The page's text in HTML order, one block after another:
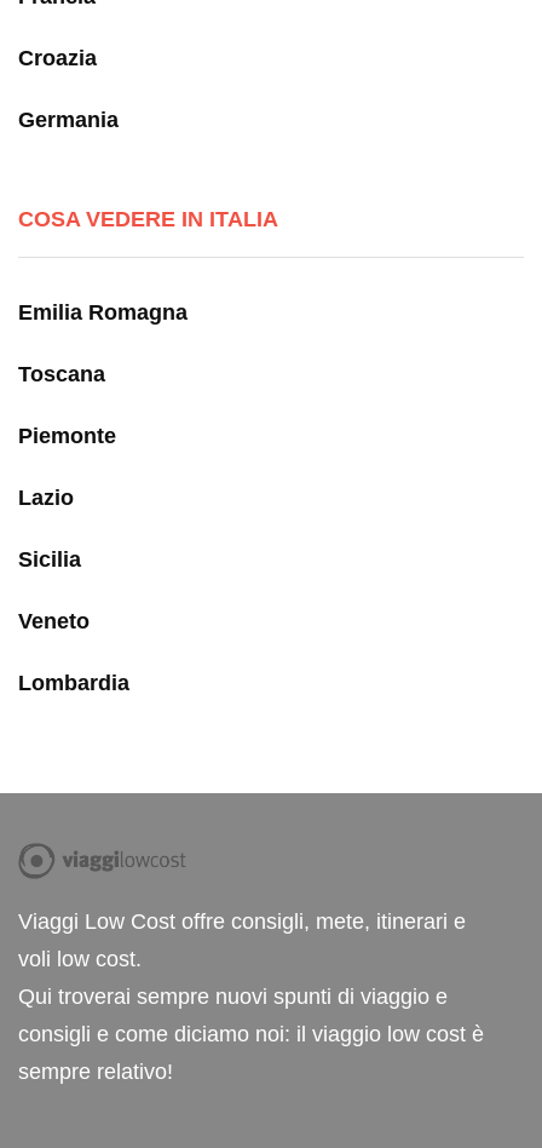
Croazia
Germania
COSA VEDERE IN ITALIA
Emilia Romagna
Toscana
Piemonte
Lazio
Sicilia
Veneto
Lombardia
Viaggi Low Cost offre consigli, mete, itinerari e
voli low cost.
Qui troverai sempre nuovi spunti di viaggio e
consigli e come diciamo noi: il viaggio low cost è
sempre relativo!